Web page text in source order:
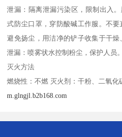
泄漏：隔离泄漏污染区，限制出入
式防尘口罩，穿防酸碱工作服。不要
避免扬尘，用洁净的铲子收集于干
泄漏：喷雾状水控制粉尘，保护人员。
灭火方法
燃烧性：不燃 灭火剂：干粉、二氧化
m.glngjl.b2b168.com